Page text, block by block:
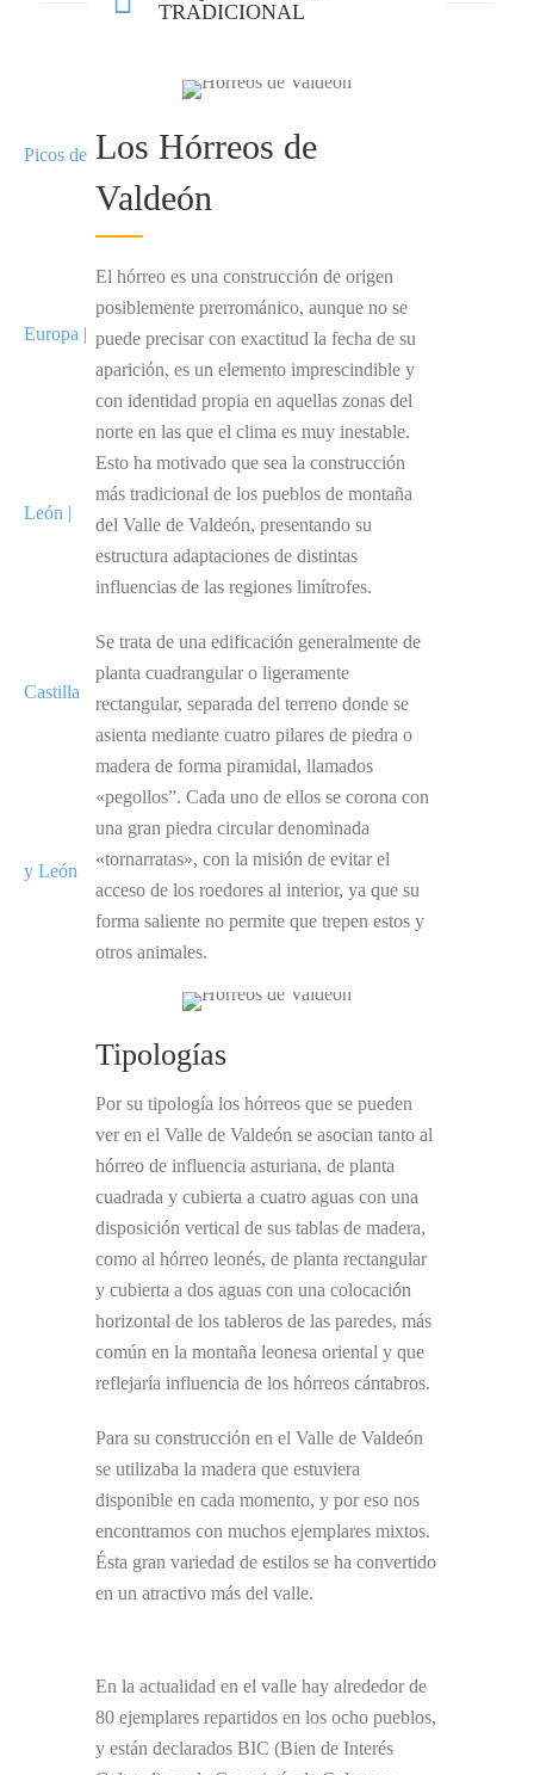
TRADICIONAL
Los Hórreos de
Valdeón
El hórreo es una construcción de origen
posiblemente prerrománico, aunque no se
puede precisar con exactitud la fecha de su
aparición, es un elemento imprescindible y
con identidad propia en aquellas zonas del
norte en las que el clima es muy inestable.
Esto ha motivado que sea la construcción
más tradicional de los pueblos de montaña
del Valle de Valdeón, presentando su
estructura adaptaciones de distintas
influencias de las regiones limítrofes.
Se trata de una edificación generalmente de
planta cuadrangular o ligeramente
rectangular, separada del terreno donde se
asienta mediante cuatro pilares de piedra o
madera de forma piramidal, llamados
«pegollos”. Cada uno de ellos se corona con
una gran piedra circular denominada
«tornarratas», con la misión de evitar el
acceso de los roedores al interior, ya que su
forma saliente no permite que trepen estos y
otros animales.
Tipologías
Por su tipología los hórreos que se pueden
ver en el Valle de Valdeón se asocian tanto al
hórreo de influencia asturiana, de planta
cuadrada y cubierta a cuatro aguas con una
disposición vertical de sus tablas de madera,
como al hórreo leonés, de planta rectangular
y cubierta a dos aguas con una colocación
horizontal de los tableros de las paredes, más
común en la montaña leonesa oriental y que
reflejaría influencia de los hórreos cántabros.
Para su construcción en el Valle de Valdeón
se utilizaba la madera que estuviera
disponible en cada momento, y por eso nos
encontramos con muchos ejemplares mixtos.
Ésta gran variedad de estilos se ha convertido
en un atractivo más del valle.
En la actualidad en el valle hay alrededor de
80 ejemplares repartidos en los ocho pueblos,
y están declarados BIC (Bien de Interés